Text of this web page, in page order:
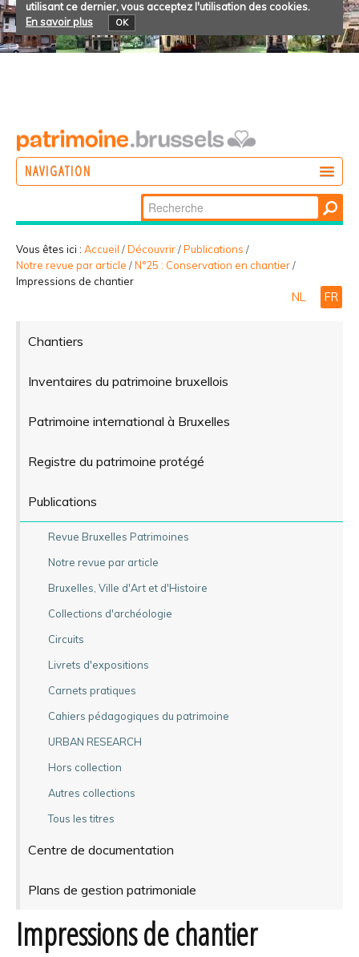
utilisant ce dernier, vous acceptez l'utilisation des cookies.
En savoir plus
OK
NAVIGATION
PARTICIPER
Chercher par
Recherche
avancée…
Vous êtes ici : Accueil /Découvrir/Publications /
Notre revue par article /N°25 : Conservation en chantier/
Impressions de chantier
NL FR
Chantiers
Inventaires du patrimoine bruxellois
Patrimoine international à Bruxelles
Registre du patrimoine protégé
Publications
Revue Bruxelles Patrimoines
Notre revue par article
Bruxelles, Ville d'Art et d'Histoire
Collections d'archéologie
Circuits
Livrets d'expositions
Carnets pratiques
Cahiers pédagogiques du patrimoine
URBAN RESEARCH
Hors collection
Autres collections
Tous les titres
Centre de documentation
Plans de gestion patrimoniale
Impressions de chantier